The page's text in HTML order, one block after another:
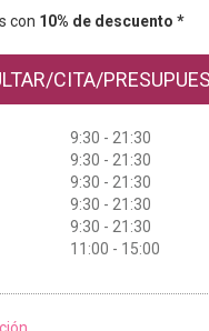
con 10% de descuento *
CITA/
9:30 - 21:30
9:30 - 21:30
9:30 - 21:30
9:30 - 21:30
9:30 - 21:30
11:00 - 15:00